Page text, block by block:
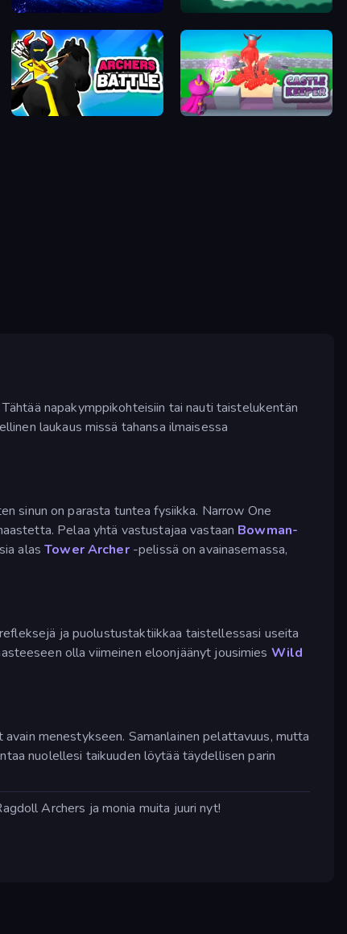
Merge: Siege Ship Goober Shot
Archers Battle Castle Keeper
Tähtää napakymppikohteisiin tai nauti taistelukentän
laukaus missä tahansa ilmaisessa
sinun on parasta tuntea fysiikka. Narrow One
Pelaa yhtä vastustajaa vastaan Bowman-
alasTower Archer-pelissä on avainasemassa,
ja puolustustaktiikkaa taistellessasi useita
olla viimeinen eloonjäänyt jousimies Wild
menestykseen. Samanlainen pelattavuus, mutta
nuolellesi taikuuden löytää täydellisen parin
Archers ja monia muita juuri nyt!